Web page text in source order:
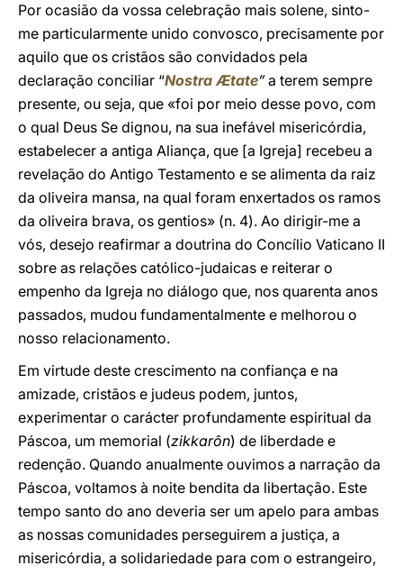
Por ocasião da vossa celebração mais solene, sinto-
me particularmente unido convosco, precisamente por
aquilo que os cristãos são convidados pela
declaração conciliar “Nostra Ætate”a terem sempre
presente, ou seja, que «foi por meio desse povo, com
o qual Deus Se dignou, na sua inefável misericórdia,
estabelecer a antiga Aliança, que [a Igreja] recebeu a
revelação do Antigo Testamento e se alimenta da raiz
da oliveira mansa, na qual foram enxertados os ramos
da oliveira brava, os gentios» (n. 4). Ao dirigir-me a
vós, desejo reafirmar a doutrina do Concílio Vaticano II
sobre as relações católico-judaicas e reiterar o
empenho da Igreja no diálogo que, nos quarenta anos
passados, mudou fundamentalmente e melhorou o
nosso relacionamento.
Em virtude deste crescimento na confiança e na
amizade, cristãos e judeus podem, juntos,
experimentar o carácter profundamente espiritual da
Páscoa, um memorial (zikkarôn) de liberdade e
redenção. Quando anualmente ouvimos a narração da
Páscoa, voltamos à noite bendita da libertação. Este
tempo santo do ano deveria ser um apelo para ambas
as nossas comunidades perseguirem a justiça, a
misericórdia, a solidariedade para com o estrangeiro,